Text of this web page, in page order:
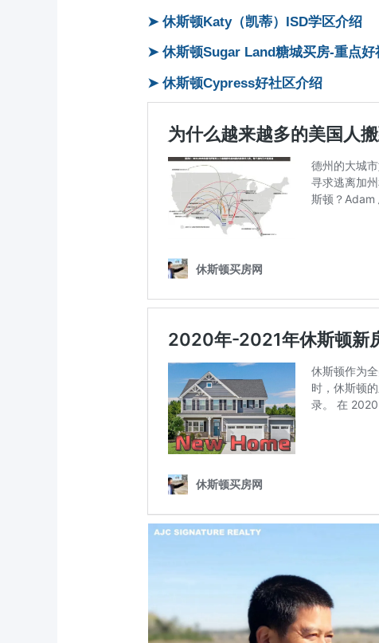
➤ 休斯顿Katy（凯蒂）ISD学区介绍
➤ 休斯顿Sugar Land糖城买房-重点好
➤ 休斯顿Cypress好社区介绍